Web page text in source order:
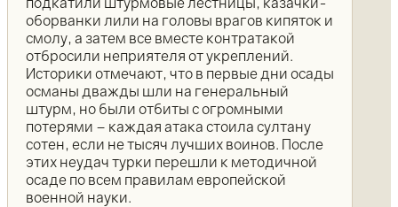
оборванки лили на головы врагов кипяток и
смолу, а затем все вместе контратакой
отбросили неприятеля от укреплений.
Историки отмечают, что в первые дни осады
османы дважды шли на генеральный
штурм, но были отбиты с огромными
потерями – каждая атака стоила султану
сотен, если не тысяч лучших воинов. После
этих неудач турки перешли к методичной
осаде по всем правилам европейской
военной науки.